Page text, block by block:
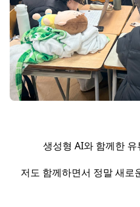
생성형 AI와 함께한
저도 함께하면서 정말 새로